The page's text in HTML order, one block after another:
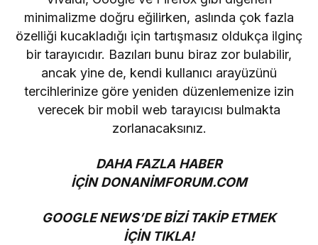
minimalizme doğru eğilirken, aslında çok fazla
özelliği kucakladığı için tartışmasız oldukça ilginç
bir tarayıcıdır. Bazıları bunu biraz zor bulabilir,
ancak yine de, kendi kullanıcı arayüzünü
tercihlerinize göre yeniden düzenlemenize izin
verecek bir mobil web tarayıcısı bulmakta
zorlanacaksınız.
DAHA FAZLA HABER
İÇİNDONANİMFORUM.COM
GOOGLE NEWS’DE BİZİ TAKİP ETMEK
İÇİN TIKLA!